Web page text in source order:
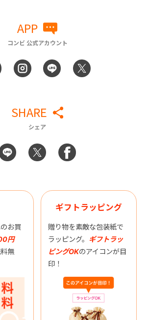
APP
コンビ 公式アカウント
SHARE
シェア
お買
円
無
ギフトラッピング
贈り物を素敵な包装紙で
ラッピング。 ギフトラッ
ピングOKのアイコンが目
印！